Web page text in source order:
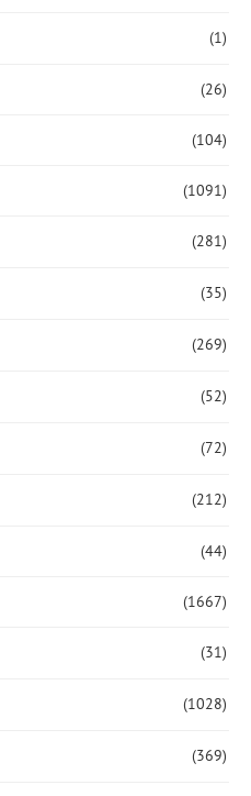
(1)
(26)
(104)
(1091)
(281)
(35)
(269)
(52)
(72)
(212)
(44)
(1667)
(31)
(1028)
(369)